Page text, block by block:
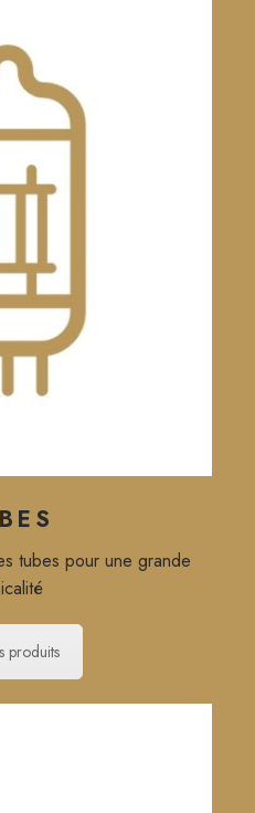
tubes pour une grande
produits